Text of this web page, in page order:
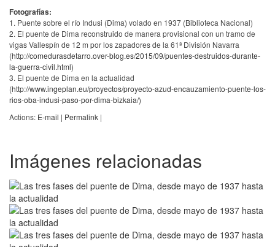
Fotografías:
1. Puente sobre el río Indusi (Dima) volado en 1937 (Biblioteca Nacional)
2. El puente de Dima reconstruido de manera provisional con un tramo de
vigas Vallespín de 12 m por los zapadores de la 61ª División Navarra
(http://comedurasdetarro.over-blog.es/2015/09/puentes-destruidos-durante-
la-guerra-civil.html)
3. El puente de Dima en la actualidad
(http://www.ingeplan.eu/proyectos/proyecto-azud-encauzamiento-puente-los-
rios-oba-indusi-paso-por-dima-bizkaia/)
Actions: E-mail | Permalink |
Imágenes relacionadas